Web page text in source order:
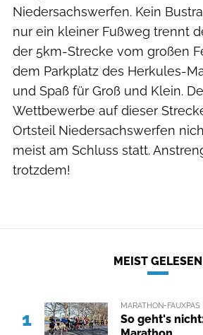
Niedersachswerfen. Kein
nur ein kleiner Fußweg trennt
der 5km-Strecke vom großen
dem Parkplatz des Herkules-
und Spaß für Groß und Klein.
Wettbewerbe auf dieser
Ortsteil Niedersachswerfen
meist am Schluss statt.
trotzdem!
MEIST GELESEN
1
MARATHON-FAUXPAS
So geht's